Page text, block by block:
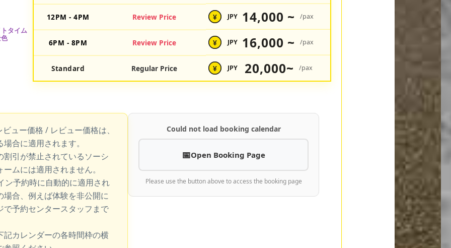
12PM - 4PM Review Price ¥ JPY 14,000 ~ /pax
6PM - 8PM Review Price ¥ JPY 16,000 ~ /pax
Standard Regular Price ¥ JPY 20,000~ /pax
ュー価格 / レビュー価格は、
合に適用されます。
引が禁止されているソーシ
ムには適用されません。
予約時に自動的に適用され
合、例えば体験を非公開に
予約センタースタッフまで
カレンダーの各時間枠の横
Could not load booking calendar
Open Booking Page
Please use the button above to access the booking page